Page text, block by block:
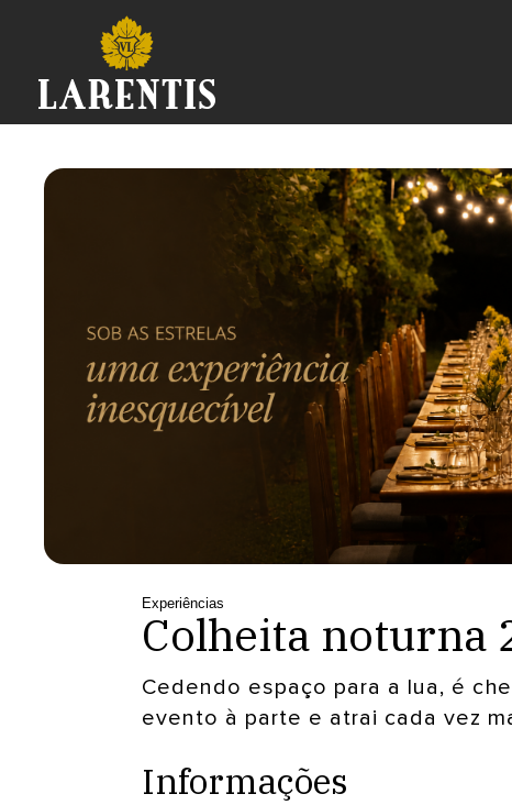
Experiências
Colheita noturna
Cedendo espaço para a lua, é
evento à parte e atrai cada vez
Informações